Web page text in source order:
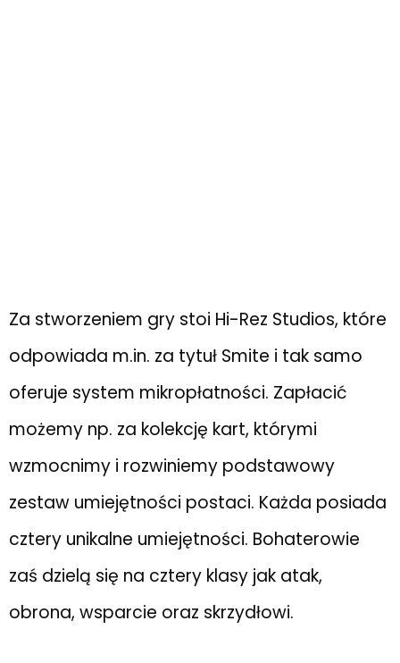
Za stworzeniem gry stoi Hi-Rez Studios, które
odpowiada m.in. za tytuł Smite i tak samo
oferuje system mikropłatności. Zapłacić
możemy np. za kolekcję kart, którymi
wzmocnimy i rozwiniemy podstawowy
zestaw umiejętności postaci. Każda posiada
cztery unikalne umiejętności. Bohaterowie
zaś dzielą się na cztery klasy jak atak,
obrona, wsparcie oraz skrzydłowi.